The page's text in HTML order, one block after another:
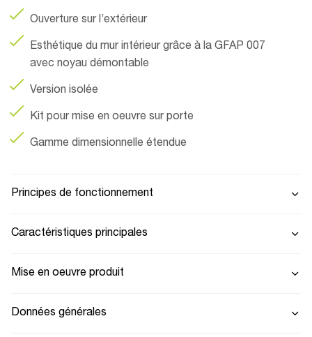
Ouverture sur l’extérieur
Esthétique du mur intérieur grâce à la GFAP 007
avec noyau démontable
Version isolée
Kit pour mise en oeuvre sur porte
Gamme dimensionnelle étendue
Principes de fonctionnement
Caractéristiques principales
Mise en oeuvre produit
Données générales